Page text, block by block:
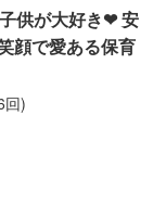
閣府補助対象)
シッター
会(ACSA)認定ベ
供が大好き❤︎ 安
顔で愛ある保育
回)